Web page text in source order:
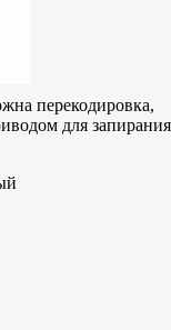
перекодировка,
для запирания